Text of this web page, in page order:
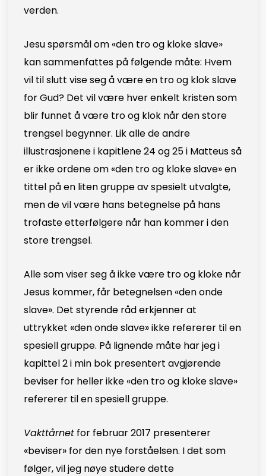
verden.
Jesu spørsmål om «den tro og kloke slave»
kan sammenfattes på følgende måte: Hvem
vil til slutt vise seg å være en tro og klok slave
for Gud? Det vil være hver enkelt kristen som
blir funnet å være tro og klok når den store
trengsel begynner. Lik alle de andre
illustrasjonene i kapitlene 24 og 25 i Matteus så
er ikke ordene om «den tro og kloke slave» en
tittel på en liten gruppe av spesielt utvalgte,
men de vil være hans betegnelse på hans
trofaste etterfølgere når han kommer i den
store trengsel.
Alle som viser seg å ikke være tro og kloke når
Jesus kommer, får betegnelsen «den onde
slave». Det styrende råd erkjenner at
uttrykket «den onde slave» ikke refererer til en
spesiell gruppe. På lignende måte har jeg i
kapittel 2 i min bok presentert avgjørende
beviser for heller ikke «den tro og kloke slave»
refererer til en spesiell gruppe.
Vakttårnet for februar 2017 presenterer
«beviser» for den nye forståelsen. I det som
følger, vil jeg nøye studere dette